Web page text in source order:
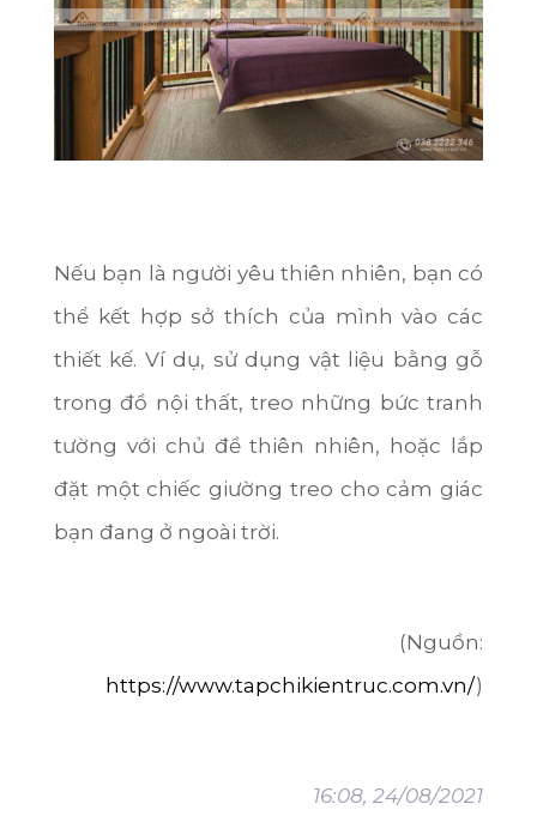
Nếu bạn là người yêu thiên nhiên, bạn có
thể kết hợp sở thích của mình vào các
thiết kế. Ví dụ, sử dụng vật liệu bằng gỗ
trong đồ nội thất, treo những bức tranh
tường với chủ đề thiên nhiên, hoặc lắp
đặt một chiếc giường treo cho cảm giác
bạn đang ở ngoài trời.
(Nguồn:
https://www.tapchikientruc.com.vn/)
16:08, 24/08/2021